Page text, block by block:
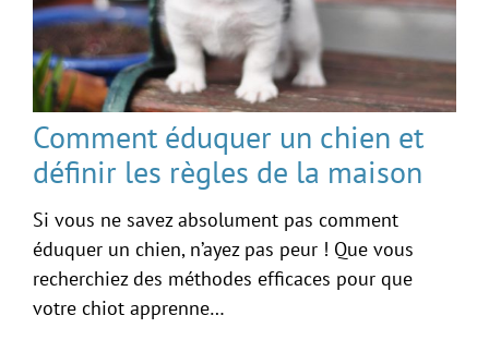
Comment éduquer un chien et
définir les règles de la maison
Si vous ne savez absolument pas comment
éduquer un chien, n’ayez pas peur ! Que vous
recherchiez des méthodes efficaces pour que
votre chiot apprenne…